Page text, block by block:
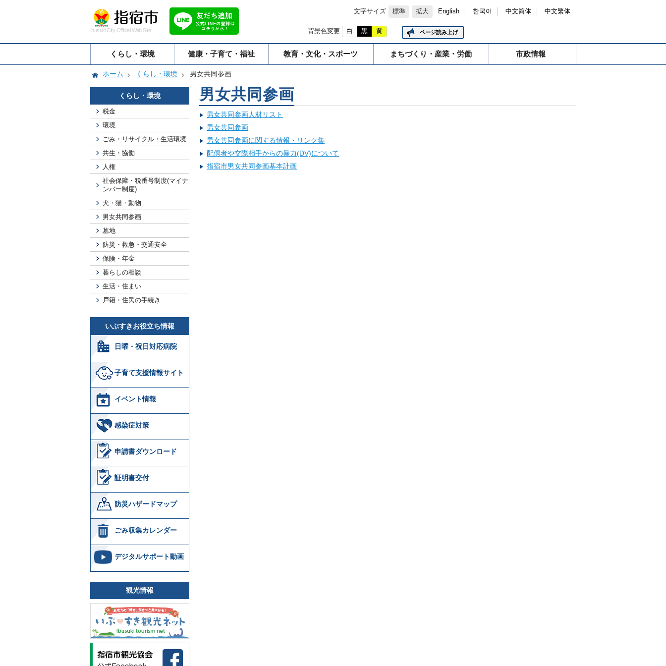
文字サイズ 標準 拡大 English 한국어 中文简体 中文繁体
Ibusuki City Official Web Site 背景色変更 白 黒 黄 ページ読み上げ
くらし・環境 健康・子育て・福祉 教育・文化・スポーツ まちづくり・産業・労働 市政情報
ホーム くらし・環境 男女共同参画
くらし・環境
税金
環境
ごみ・リサイクル・生活環境
共生・協働
人権
社会保障・税番号制度(マイナ
ンバー制度)
犬・猫・動物
男女共同参画
墓地
防災・救急・交通安全
保険・年金
暮らしの相談
生活・住まい
戸籍・住民の手続き
いぶすきお役立ち情報
日曜・祝日対応病院
子育て支援情報サイト
イベント情報
感染症対策
申請書ダウンロード
証明書交付
防災ハザードマップ
ごみ収集カレンダー
デジタルサポート動画
観光情報
男女共同参画
男女共同参画人材リスト
男女共同参画
男女共同参画に関する情報・リンク集
配偶者や交際相手からの暴力(DV)について
指宿市男女共同参画基本計画